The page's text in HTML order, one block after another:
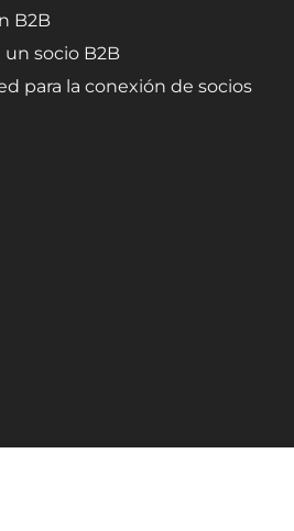
B2B
socio B2B
para la conexión de socios